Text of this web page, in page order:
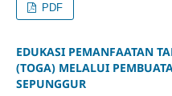
PDF
EDUKASI PEMANFAATAN
(TOGA) MELALUI
SEPUNGGUR